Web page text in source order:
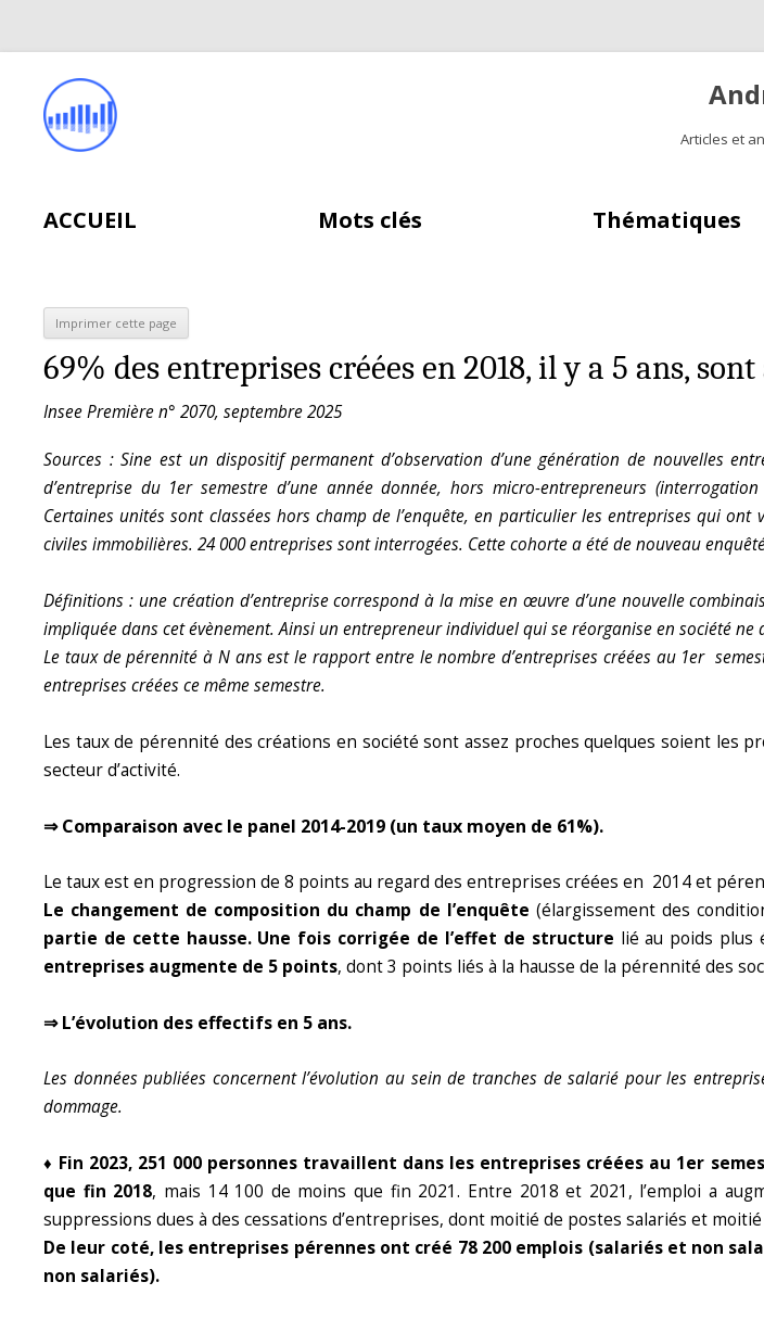
Articles et
ACCUEIL Mots clés Thématiques
69% des entreprises créées en 2018, il y a 5 ans, sont
Insee Première n° 2070, septembre 2025
Sources : Sine est un dispositif permanent d’observation d’une génération de nouvelles
d’entreprise du 1er semestre d’une année donnée, hors micro-entrepreneurs
Certaines unités sont classées hors champ de l’enquête, en particulier les entreprises qui
civiles immobilières. 24 000 entreprises sont interrogées. Cette cohorte a été de nouveau
Définitions : une création d’entreprise correspond à la mise en œuvre d’une nouvelle
impliquée dans cet évènement. Ainsi un entrepreneur individuel qui se réorganise en société ne
Le taux de pérennité à N ans est le rapport entre le nombre d’entreprises créées au 1er
entreprises créées ce même semestre.
Les taux de pérennité des créations en société sont assez proches quelques soient les
secteur d’activité.
⇒ Comparaison avec le panel 2014-2019 (un taux moyen de 61%).
Le taux est en progression de 8 points au regard des entreprises créées en 2014 et
Le changement de composition du champ de l’enquête (élargissement des
partie de cette hausse. Une fois corrigée de l’effet de structure lié au poids plus
entreprises augmente de 5 points, dont 3 points liés à la hausse de la pérennité des
⇒ L’évolution des effectifs en 5 ans.
Les données publiées concernent l’évolution au sein de tranches de salarié pour les
dommage.
♦ Fin 2023, 251 000 personnes travaillent dans les entreprises créées au 1er
que fin 2018, mais 14 100 de moins que fin 2021. Entre 2018 et 2021, l’emploi a
suppressions dues à des cessations d’entreprises, dont moitié de postes salariés et
De leur coté, les entreprises pérennes ont créé 78 200 emplois (salariés et non
non salariés).